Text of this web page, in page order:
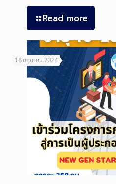
Read more
18 มิถุนายน 2024